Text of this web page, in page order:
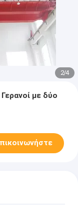
2/4
με δύο